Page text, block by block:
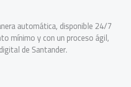
automática, disponible 24/7
mínimo y con un proceso ágil,
de Santander.